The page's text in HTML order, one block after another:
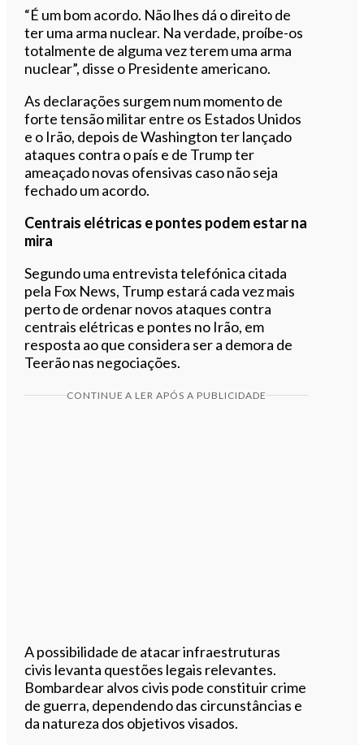
“É um bom acordo. Não lhes dá o direito de
ter uma arma nuclear. Na verdade, proíbe-os
totalmente de alguma vez terem uma arma
nuclear”, disse o Presidente americano.
As declarações surgem num momento de
forte tensão militar entre os Estados Unidos
e o Irão, depois de Washington ter lançado
ataques contra o país e de Trump ter
ameaçado novas ofensivas caso não seja
fechado um acordo.
Centrais elétricas e pontes podem estar na
mira
Segundo uma entrevista telefónica citada
pela Fox News, Trump estará cada vez mais
perto de ordenar novos ataques contra
centrais elétricas e pontes no Irão, em
resposta ao que considera ser a demora de
Teerão nas negociações.
CONTINUE A LER APÓS A PUBLICIDADE
A possibilidade de atacar infraestruturas
civis levanta questões legais relevantes.
Bombardear alvos civis pode constituir crime
de guerra, dependendo das circunstâncias e
da natureza dos objetivos visados.